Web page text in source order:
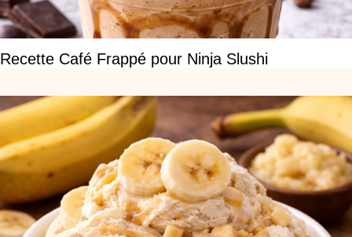
Recette Café Frappé pour Ninja Slushi